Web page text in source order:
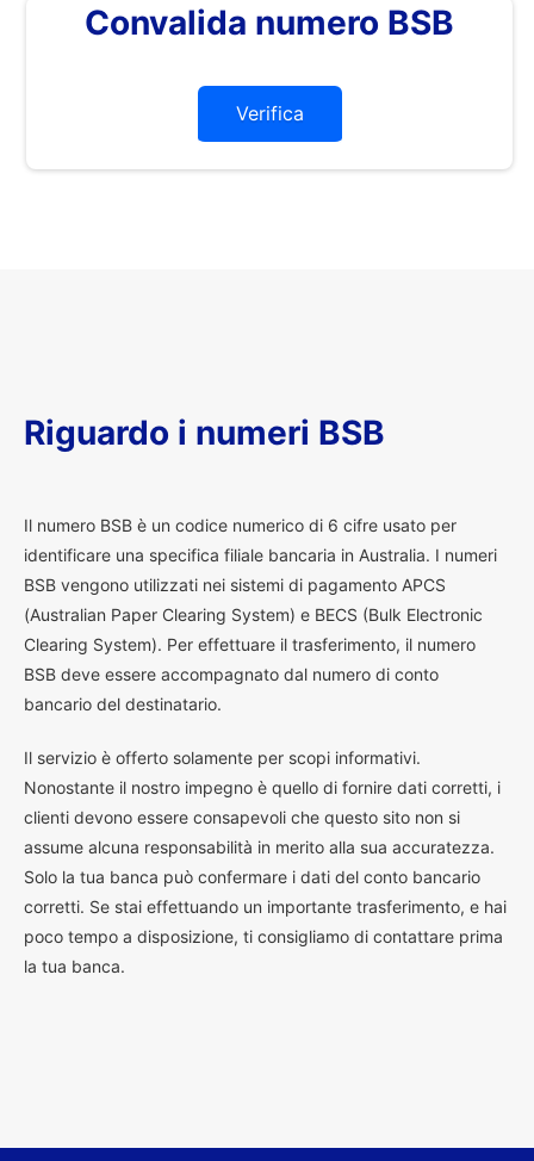
Convalida numero BSB
Verifica
Riguardo i numeri BSB
Il numero BSB è un codice numerico di 6 cifre usato per
identificare una specifica filiale bancaria in Australia. I numeri
BSB vengono utilizzati nei sistemi di pagamento APCS
(Australian Paper Clearing System) e BECS (Bulk Electronic
Clearing System). Per effettuare il trasferimento, il numero
BSB deve essere accompagnato dal numero di conto
bancario del destinatario.
Il servizio è offerto solamente per scopi informativi.
Nonostante il nostro impegno è quello di fornire dati corretti, i
clienti devono essere consapevoli che questo sito non si
assume alcuna responsabilità in merito alla sua accuratezza.
Solo la tua banca può confermare i dati del conto bancario
corretti. Se stai effettuando un importante trasferimento, e hai
poco tempo a disposizione, ti consigliamo di contattare prima
la tua banca.